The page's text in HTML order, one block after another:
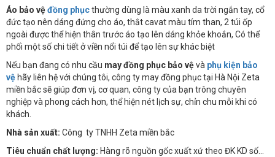
Áo bảo vệđồng phụcthường dùng là màu xanh da trời ngắn tay, cổ
đức tạo nên dáng đứng cho áo, thắt cavat màu tím than, 2 túi ốp
ngoài được thể hiện thân trước áo tạo lên dáng khỏe khoắn, Có thể
phối một số chi tiết ở viền nổi túi để tạo lên sự khác biệt
Nếu bạn đang có nhu cầu may đồng phục bảo vệvà phụ kiện bảo
vệ hãy liên hệ với chúng tôi, công ty may đồng phục tại Hà Nội Zeta
miền bắc sẽ giúp đơn vị, cơ quan, công ty của bạn trông chuyên
nghiệp và phong cách hơn, thể hiện nét lịch sự, chỉn chu mỗi khi có
khách.
Nhà sản xuất: Công ty TNHH Zeta miền bắc
Tiêu chuẩn chất lượng: Hàng rõ nguồn gốc xuất xứ theo ĐK KD số…